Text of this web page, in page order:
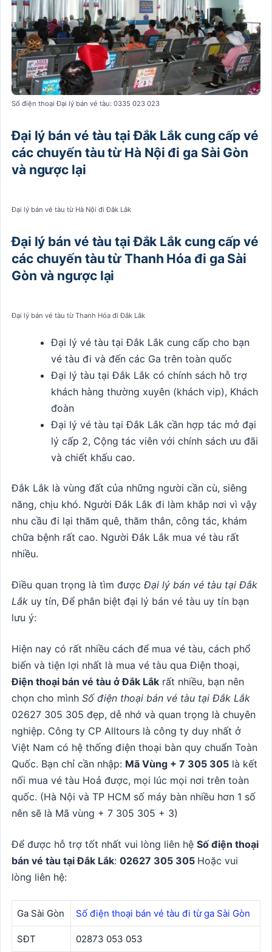
Số điện thoại Đại lý bán vé tàu: 0335 023 023
Đại lý bán vé tàu tại Đắk Lắk cung cấp vé
các chuyến tàu từ Hà Nội đi ga Sài Gòn
và ngược lại
Đại lý bán vé tàu từ Hà Nội đi Đắk Lắk
Đại lý bán vé tàu tại Đắk Lắk cung cấp vé
các chuyến tàu từ Thanh Hóa đi ga Sài
Gòn và ngược lại
Đại lý bán vé tàu từ Thanh Hóa đi Đắk Lắk
Đại lý vé tàu tại Đắk Lắk cung cấp cho bạn
vé tàu đi và đến các Ga trên toàn quốc
Đại lý tàu tại Đắk Lắk có chính sách hỗ trợ
khách hàng thường xuyên (khách vip), Khách
đoàn
Đại lý vé tàu tại Đắk Lắk cần hợp tác mở đại
lý cấp 2, Cộng tác viên với chính sách ưu đãi
và chiết khấu cao.
Đắk Lắk là vùng đất của những người cần cù, siêng
năng, chịu khó. Người Đắk Lắk đi làm khắp nơi vì vậy
nhu cầu đi lại thăm quê, thăm thân, công tác, khám
chữa bệnh rất cao. Người Đắk Lắk mua vé tàu rất
nhiều.
Điều quan trọng là tìm được Đại lý bán vé tàu tại Đắk
Lắk uy tín, Để phân biệt đại lý bán vé tàu uy tín bạn
lưu ý:
Hiện nay có rất nhiều cách để mua vé tàu, cách phổ
biến và tiện lợi nhất là mua vé tàu qua Điện thoại,
Điện thoại bán vé tàu ở Đắk Lắk rất nhiều, bạn nên
chọn cho mình Số điện thoại bán vé tàu tại Đắk Lắk
02627 305 305 đẹp, dễ nhớ và quan trọng là chuyên
nghiệp. Công ty CP Alltours là công ty duy nhất ở
Việt Nam có hệ thống điện thoại bàn quy chuẩn Toàn
Quốc. Bạn chỉ cần nhập: Mã Vùng + 7 305 305 là kết
nối mua vé tàu Hoả được, mọi lúc mọi nơi trên toàn
quốc. (Hà Nội và TP HCM số máy bàn nhiều hơn 1 số
nên sẽ là Mã vùng + 7 305 305 + 3)
Để được hỗ trợ tốt nhất vui lòng liên hệ Số điện thoại
bán vé tàu tại Đắk Lắk: 02627 305 305 Hoặc vui
lòng liên hệ:
Ga Sài Gòn Số điện thoại bán vé tàu đi từ ga Sài Gòn
SĐT 02873 053 053